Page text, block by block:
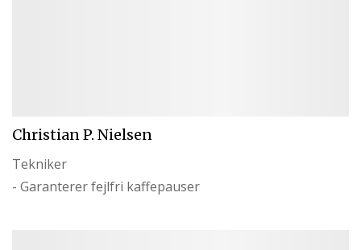
Christian P. Nielsen
Tekniker
- Garanterer fejlfri kaffepauser